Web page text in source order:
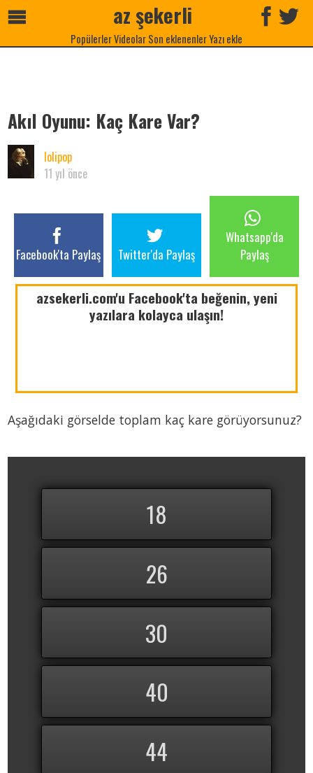
az şekerli
PopülerlerVideolarSon eklenenlerYazı ekle
Akıl Oyunu: Kaç Kare Var?
lolipop
11 yıl önce
Facebook'ta Paylaş Twitter'da Paylaş
Whatsapp'da
Paylaş
azsekerli.com'u Facebook'ta beğenin, yeni
yazılara kolayca ulaşın!
Aşağıdaki görselde toplam kaç kare görüyorsunuz?
Paylaş
18
26
30
40
44